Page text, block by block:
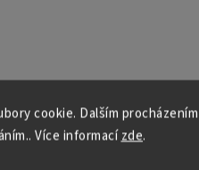
cookie. Dalším
Více informacízde.